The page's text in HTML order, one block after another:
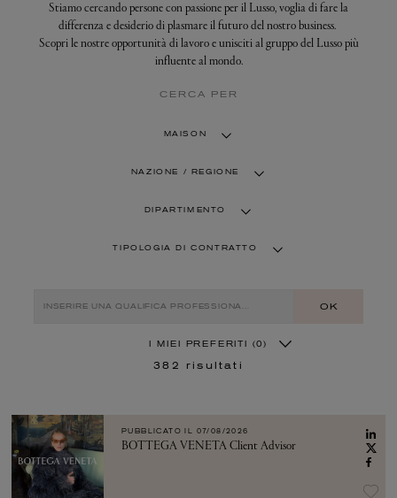
FINANCE
MEDIA
Stiamo cercando persone con passione per il Lusso, voglia di fare la
differenza e desiderio di plasmare il futuro del nostro business.
Scopri le nostre opportunità di lavoro e unisciti al gruppo del Lusso più
influente al mondo.
CERCA PER
MAISON
NAZIONE / REGIONE
DIPARTIMENTO
TIPOLOGIA DI CONTRATTO
OK
I MIEI PREFERITI (0)
382 risultati
PUBBLICATO IL 07/08/2026
BOTTEGA VENETA Client Advisor